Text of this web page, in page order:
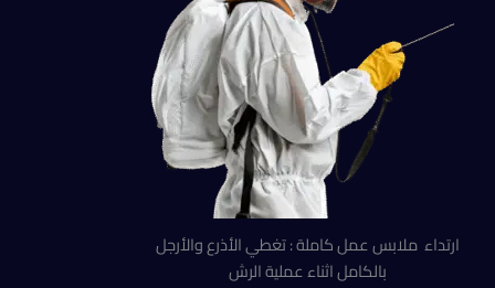
ارتداء ملابس عمل كاملة : تغطي الأذرع والأرجل
بالكامل اثناء عملية الرش